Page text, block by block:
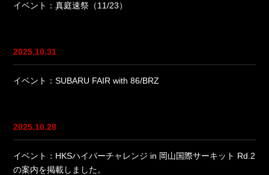
イベント：真庭速祭（11/23）
2025.10.31
イベント：SUBARU FAIR with 86/BRZ
2025.10.28
イベント：HKSハイパーチャレンジ in 岡山国際サーキット Rd.2
の案内を掲載しました。